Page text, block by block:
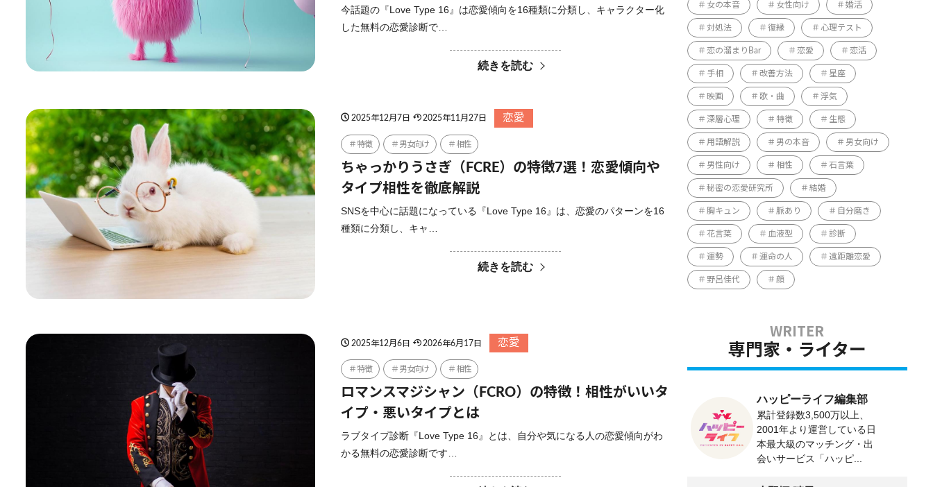
今話題の『Love Type 16』は恋愛傾向を16種類に分類し、キャラクター化
した無料の恋愛診断で…
続きを読む
2025年12月7日 2025年11月27日 恋愛
特徴 男女向け 相性
ちゃっかりうさぎ（FCRE）の特徴7選！恋愛傾向や
タイプ相性を徹底解説
SNSを中心に話題になっている『Love Type 16』は、恋愛のパターンを16
種類に分類し、キャ…
続きを読む
2025年12月6日 2026年6月17日 恋愛
特徴 男女向け 相性
ロマンスマジシャン（FCRO）の特徴！相性がいいタ
イプ・悪いタイプとは
ラブタイプ診断『Love Type 16』とは、自分や気になる人の恋愛傾向がわ
かる無料の恋愛診断です…
女の本音 女性向け 婚活
対処法 復縁 心理テスト
恋の溜まりBar 恋愛 恋活
手相 改善方法 星座
映画 歌・曲 浮気
深層心理 特徴 生態
用語解説 男の本音 男女向け
男性向け 相性 石言葉
秘密の恋愛研究所 結婚
胸キュン 脈あり 自分磨き
花言葉 血液型 診断
運勢 運命の人 遠距離恋愛
野呂佳代 顔
専門家・ライター
ハッピーライフ編集部
累計登録数3,500万以上、
2001年より運営している日
本最大級のマッチング・出
会いサービス「ハッピ...